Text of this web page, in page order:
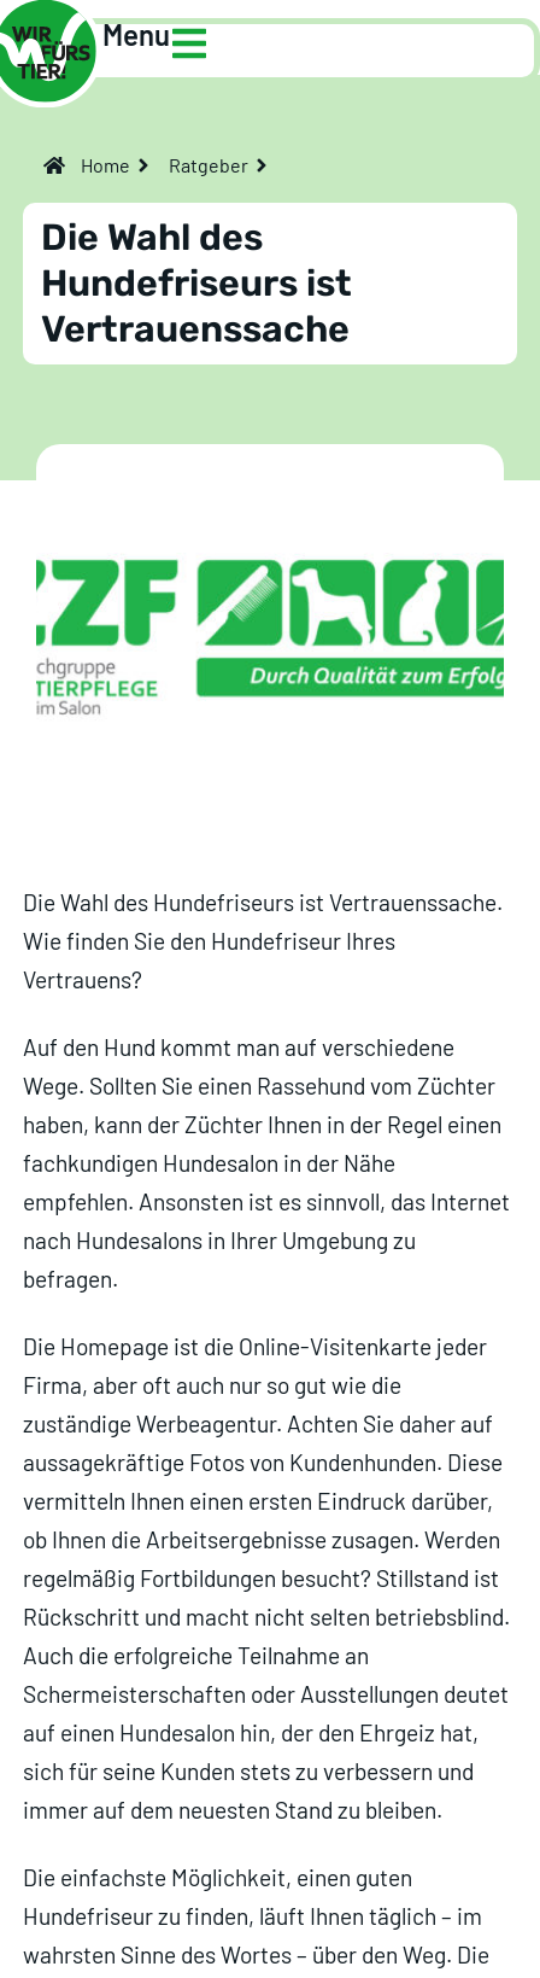
Menu
Home Ratgeber
Die Wahl des
Hundefriseurs ist
Vertrauenssache
Die Wahl des Hundefriseurs ist Vertrauenssache.
Wie finden Sie den Hundefriseur Ihres
Vertrauens?
Auf den Hund kommt man auf verschiedene
Wege. Sollten Sie einen Rassehund vom Züchter
haben, kann der Züchter Ihnen in der Regel einen
fachkundigen Hundesalon in der Nähe
empfehlen. Ansonsten ist es sinnvoll, das Internet
nach Hundesalons in Ihrer Umgebung zu
befragen.
Die Homepage ist die Online-Visitenkarte jeder
Firma, aber oft auch nur so gut wie die
zuständige Werbeagentur. Achten Sie daher auf
aussagekräftige Fotos von Kundenhunden. Diese
vermitteln Ihnen einen ersten Eindruck darüber,
ob Ihnen die Arbeitsergebnisse zusagen. Werden
regelmäßig Fortbildungen besucht? Stillstand ist
Rückschritt und macht nicht selten betriebsblind.
Auch die erfolgreiche Teilnahme an
Schermeisterschaften oder Ausstellungen deutet
auf einen Hundesalon hin, der den Ehrgeiz hat,
sich für seine Kunden stets zu verbessern und
immer auf dem neuesten Stand zu bleiben.
Die einfachste Möglichkeit, einen guten
Hundefriseur zu finden, läuft Ihnen täglich – im
wahrsten Sinne des Wortes – über den Weg. Die